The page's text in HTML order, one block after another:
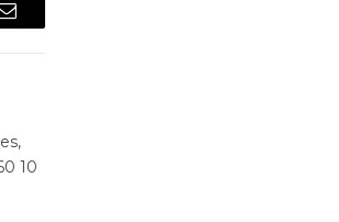
Email
10